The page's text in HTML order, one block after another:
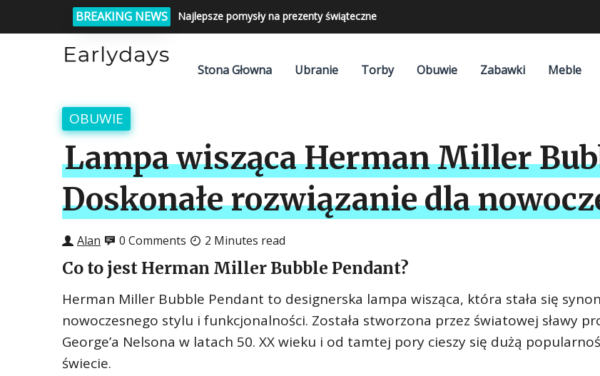
BREAKING NEWS Najlepsze pomysły na prezenty świąteczne
Stona Głowna Ubranie Torby Obuwie Zabawki Meble
OBUWIE
Lampa wisząca Herman Miller
Doskonałe rozwiązanie dla
Alan 0 Comments 2 Minutes read
Co to jest Herman Miller Bubble Pendant?
Herman Miller Bubble Pendant to designerska lampa wisząca, która stała się
nowoczesnego stylu i funkcjonalności. Została stworzona przez światowej sławy
George’a Nelsona w latach 50. XX wieku i od tamtej pory cieszy się dużą
świecie.